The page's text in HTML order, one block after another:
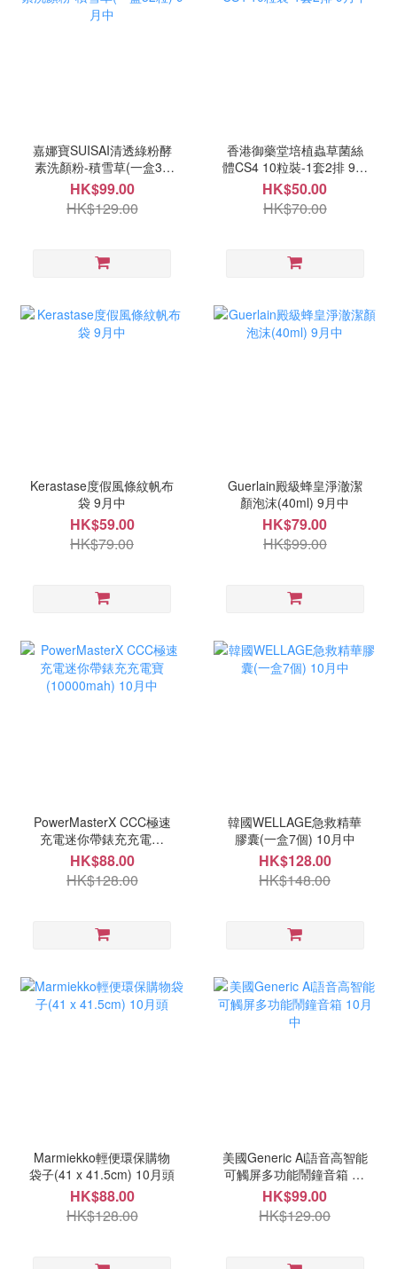
嘉娜寶SUISAI清透綠粉酵
素洗顏粉-積雪草(一盒32
粒) 9月中
HK$99.00
HK$129.00
香港御藥堂培植蟲草菌絲
體CS4 10粒裝-1套2排 9月
中
HK$50.00
HK$70.00
Kerastase度假風條紋帆布
袋 9月中
HK$59.00
HK$79.00
Guerlain殿級蜂皇淨澈潔
顏泡沫(40ml) 9月中
HK$79.00
HK$99.00
PowerMasterX CCC極速
充電迷你帶錶充充電寶
(10000mah) 10月中
HK$88.00
HK$128.00
韓國WELLAGE急救精華
膠囊(一盒7個) 10月中
HK$128.00
HK$148.00
Marmiekko輕便環保購物
袋子(41 x 41.5cm) 10月頭
HK$88.00
HK$128.00
美國Generic Ai語音高智能
可觸屏多功能鬧鐘音箱 10
月中
HK$99.00
HK$129.00